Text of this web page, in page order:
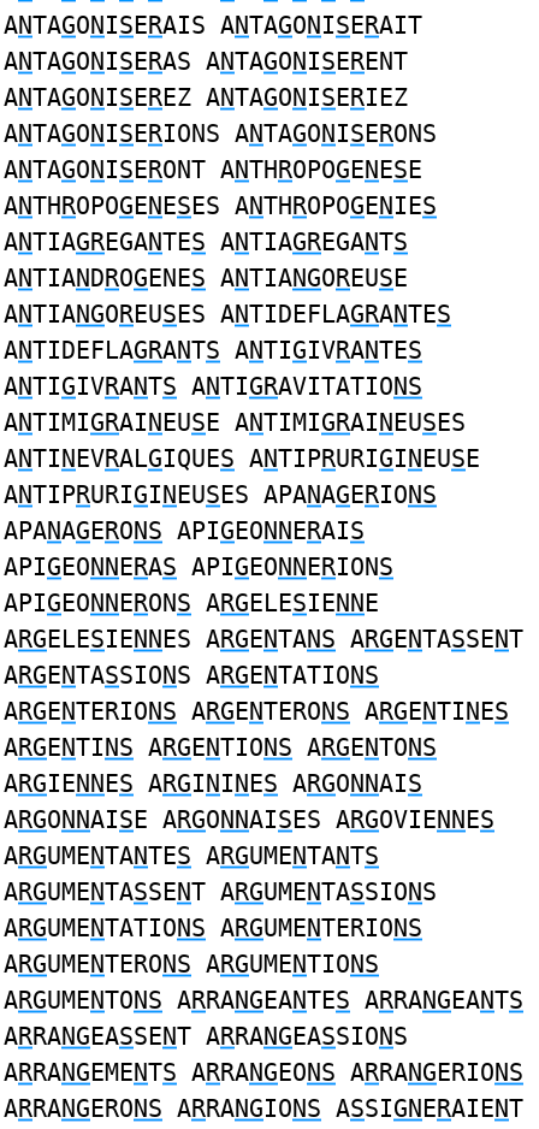
ANTAGONISERAIS ANTAGONISERAIT
ANTAGONISERAS ANTAGONISERENT
ANTAGONISEREZ ANTAGONISERIEZ
ANTAGONISERIONS ANTAGONISERONS
ANTAGONISERONT ANTHROPOGENESE
ANTHROPOGENESES ANTHROPOGENIES
ANTIAGREGANTES ANTIAGREGANTS
ANTIANDROGENES ANTIANGOREUSE
ANTIANGOREUSES ANTIDEFLAGRANTES
ANTIDEFLAGRANTS ANTIGIVRANTES
ANTIGIVRANTS ANTIGRAVITATIONS
ANTIMIGRAINEUSE ANTIMIGRAINEUSES
ANTINEVRALGIQUES ANTIPRURIGINEUSE
ANTIPRURIGINEUSES APANAGERIONS
APANAGERONS APIGEONNERAIS
APIGEONNERAS APIGEONNERIONS
APIGEONNERONS ARGELESIENNE
ARGELESIENNES ARGENTANS ARGENTASSENT
ARGENTASSIONS ARGENTATIONS
ARGENTERIONS ARGENTERONS ARGENTINES
ARGENTINS ARGENTIONS ARGENTONS
ARGIENNES ARGININES ARGONNAIS
ARGONNAISE ARGONNAISES ARGOVIENNES
ARGUMENTANTES ARGUMENTANTS
ARGUMENTASSENT ARGUMENTASSIONS
ARGUMENTATIONS ARGUMENTERIONS
ARGUMENTERONS ARGUMENTIONS
ARGUMENTONS ARRANGEANTES ARRANGEANTS
ARRANGEASSENT ARRANGEASSIONS
ARRANGEMENTS ARRANGEONS ARRANGERIONS
ARRANGERONS ARRANGIONS ASSIGNERAIENT